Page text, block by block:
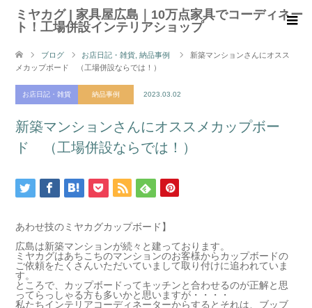
ミヤカグ | 家具屋広島｜10万点家具でコーディネー
ト！工場併設インテリアショップ
ブログ お店日記・雑貨 納品事例
新築マンションさんにオスス
メカップボード （工場併設ならでは！）
お店日記・雑貨 納品事例 2023.03.02
新築マンションさんにオススメカップボー
ド （工場併設ならでは！）
あわせ技のミヤカグカップボード】
広島は新築マンションが続々と建っております。
ミヤカグはあちこちのマンションのお客様からカップボードの
ご依頼をたくさんいただいていまして取り付けに追われていま
す。
ところで、カップボードってキッチンと合わせるのが正解と思
ってらっしゃる方も多いかと思いますが・・・・
私たちインテリアコーディネーターからするとそれは、ブッブ